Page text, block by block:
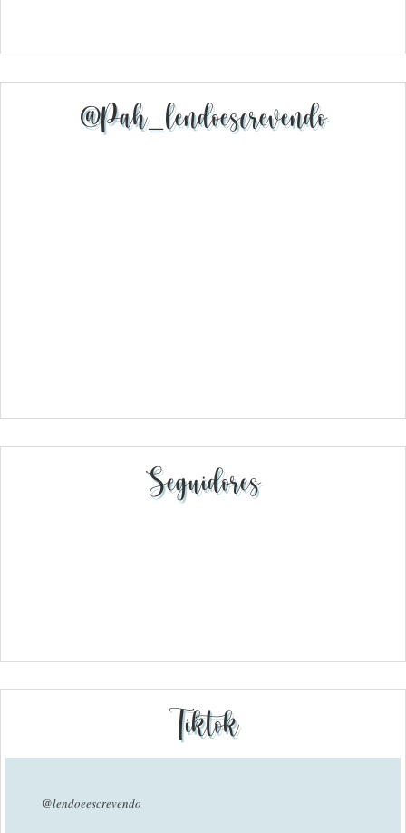
@pah_lendoescrevendo
Seguidores
Tiktok
@lendoeescrevendo